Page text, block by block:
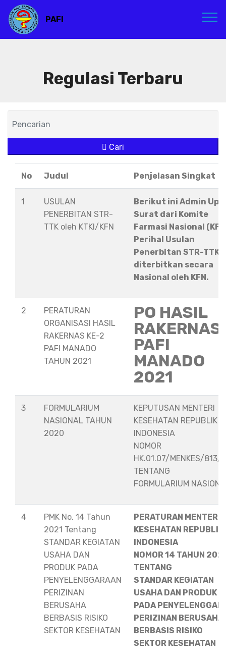
PAFI
Regulasi Terbaru
Cari
No Judul Penjelasan Singkat
1
USULAN
PENERBITAN STR-
TTK oleh KTKI/KFN
Berikut ini Admin
Surat dari Komite
Farmasi Nasional
Perihal Usulan
Penerbitan STR-TTK
diterbitkan secara
Nasional oleh KFN.
2
PERATURAN
ORGANISASI HASIL
RAKERNAS KE-2
PAFI MANADO
TAHUN 2021
PO HASIL
RAKERNAS
PAFI
MANADO
2021
3
FORMULARIUM
NASIONAL TAHUN
2020
KEPUTUSAN MENTERI
KESEHATAN REPUBLIK
INDONESIA
NOMOR
HK.01.07/MENKES/813/
TENTANG
FORMULARIUM
4
PMK No. 14 Tahun
2021 Tentang
STANDAR KEGIATAN
USAHA DAN
PRODUK PADA
PENYELENGGARAAN
PERIZINAN
BERUSAHA
BERBASIS RISIKO
SEKTOR KESEHATAN
PERATURAN MENTERI
KESEHATAN REPUBLIK
INDONESIA
NOMOR 14 TAHUN
TENTANG
STANDAR KEGIATAN
USAHA DAN PRODUK
PADA
PERIZINAN BERUSAHA
BERBASIS RISIKO
SEKTOR KESEHATAN